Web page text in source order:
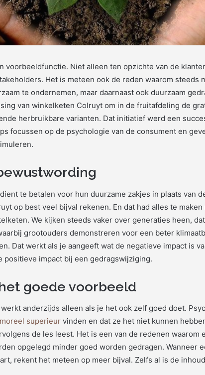
voorbeeldfunctie. Niet alleen ten opzichte van de
Het is meteen ook de reden waarom steeds
te ondernemen, maar daarnaast ook duurzaam
van winkelketen Colruyt om in de fruitafdeling de
herbruikbare varianten. Dat initiatief werd een
focussen op de psychologie van de consument en
te betalen voor hun duurzame zakjes in plaats van
op best veel bijval rekenen. En dat had alles te maken
We kijken steeds vaker over generaties heen,
grootouders demonstreren voor een beter
Dat werkt als je aangeeft wat de negatieve impact is
positieve impact bij een gedragswijziging.
goede voorbeeld
anderzijds alleen als je het ook zelf goed doet.
superieur vinden en dat ze het niet kunnen
de les leest. Het is een van de redenen waarom
opgelegd minder goed worden gedragen. Wanneer
rekent het meteen op meer bijval. Zelfs al is de